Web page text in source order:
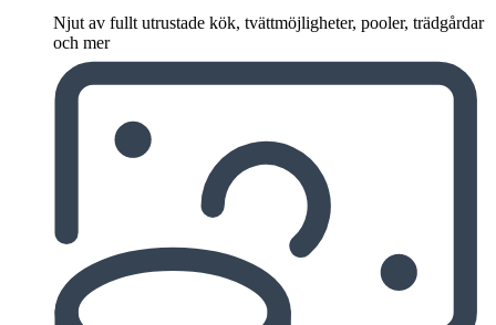
Njut av fullt utrustade kök, tvättmöjligheter, pooler, trädgårdar
och mer